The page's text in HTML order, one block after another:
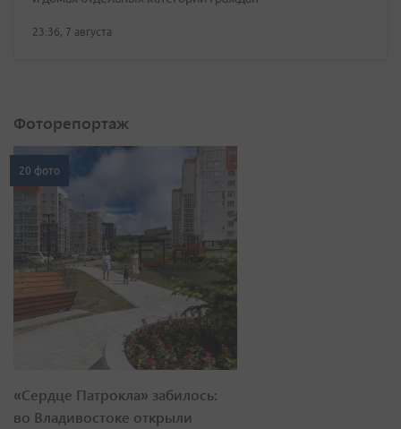
23:36, 7 августа
Фоторепортаж
20 фото
«Сердце Патрокла» забилось:
во Владивостоке открыли